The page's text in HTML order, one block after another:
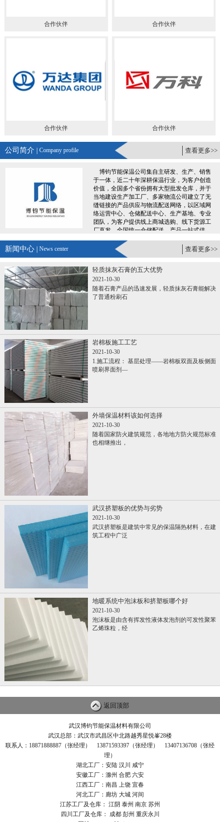
合作伙伴 合作伙伴
合作伙伴 合作伙伴
公司简介 | Company profile 查看更多>>
博钧节能保温公司集自主研发、生产、销售
于一体，近二十年深耕保温行业，为客户创造
价值，全国多个省份拥有大型批发仓库，并于
当地建设生产加工厂、多家物流公司建立了无
缝链接的产品供应与物流配送网络，以区域网
络运营中心、仓储配送中心、生产基地、专业
团队，为客户提供线上商城选购、线下货源工
厂直发、全国统一仓储配送、产品一站式供
务，让您采购时省时、省力、省钱、更省心。
新闻中心 | News center 查看更多>>
轻质抹灰石膏的五大优势
2021-10-30
随着石膏产品的迅速发展，轻质抹灰石膏能解决
了普通粉刷石
岩棉板施工工艺
2021-10-30
1.施工流程： 基层处理——岩棉板双面及板侧面
喷刷界面剂—
外墙保温材料该如何选择
2021-10-30
随着国家防火建筑规范，各地地方防火规范标准
也相继推出，
武汉挤塑板的优势与劣势
2021-10-30
武汉挤塑板是建筑中常见的保温隔热材料，在建
筑工程中广泛
地暖系统中泡沫板和挤塑板哪个好
2021-10-30
泡沫板是由含有挥发性液体发泡剂的可发性聚苯
乙烯珠粒，经
返回顶部
武汉博钧节能保温材料有限公司
武汉总部：武汉市武昌区中北路越秀星悦峯28楼
联系人：18871888887（张经理） 13871593397（张经理） 13407136708（张经
理）
湖北工厂：安陆 汉川 咸宁
安徽工厂：滁州 合肥 六安
江西工厂：南昌 上饶 宜春
河北工厂：廊坊 大城 河间
江苏工厂及仓库： 江阴 泰州 南京 苏州
四川工厂及仓库： 成都 彭州 重庆永川